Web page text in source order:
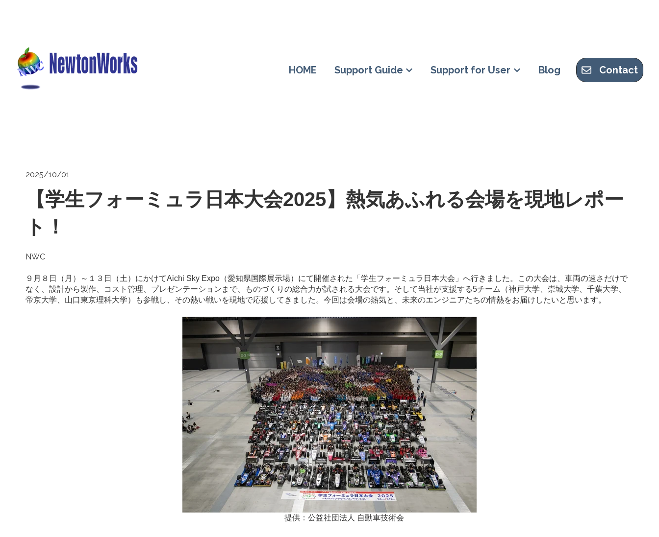
HOME Support Guide Support Guideのサブメニューを表示
Support for User Support for Userのサブメニューを表示
Blog Contact
2025/10/01
【学生フォーミュラ日本大会2025】熱気あふれる会場を現地レポー
ト！
NWC
９月８日（月）～１３日（土）にかけてAichi Sky Expo（愛知県国際展示場）にて開催された「学生フォーミュラ日本大会」へ行きました。この大会は、車両の速さだけで
なく、設計から製作、コスト管理、プレゼンテーションまで、ものづくりの総合力が試される大会です。そして当社が支援する5チーム（神戸大学、崇城大学、千葉大学、
帝京大学、山口東京理科大学）も参戦し、その熱い戦いを現地で応援してきました。今回は会場の熱気と、未来のエンジニアたちの情熱をお届けしたいと思います。
提供：公益社団法人 自動車技術会